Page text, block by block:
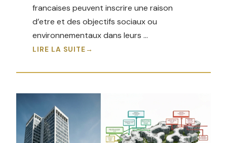
francaises peuvent inscrire une raison
d’etre et des objectifs sociaux ou
environnementaux dans leurs …
LIRE LA SUITE